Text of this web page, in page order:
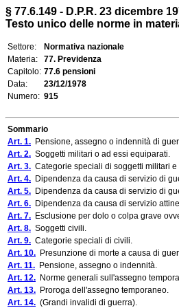
§ 77.6.149 - D.P.R. 23 dicembre
Testo unico delle norme in
Settore:
Normativa nazionale
Materia:
77. Previdenza
Capitolo: 77.6 pensioni
Data:
23/12/1978
Numero: 915
Sommario
Art. 1. Pensione, assegno o indennità di
Art. 2. Soggetti militari o ad essi equiparati.
Art. 3. Categorie speciali di soggetti militari
Art. 4. Dipendenza da causa di servizio di
Art. 5. Dipendenza da causa di servizio di
Art. 6. Dipendenza da causa di servizio
Art. 7. Esclusione per dolo o colpa grave
Art. 8. Soggetti civili.
Art. 9. Categorie speciali di civili.
Art. 10. Presunzione di morte a causa di
Art. 11. Pensione, assegno o indennità.
Art. 12. Norme generali sull'assegno
Art. 13. Proroga dell'assegno temporaneo.
Art. 14. (Grandi invalidi di guerra).